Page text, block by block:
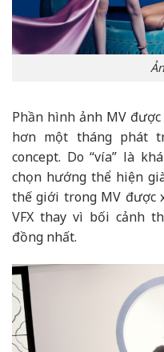
Phần hình ảnh MV
hơn một tháng phát
concept. Do “vía” là
chọn hướng thể hiện
thế giới trong MV được
VFX thay vì bối cảnh
đồng nhất.